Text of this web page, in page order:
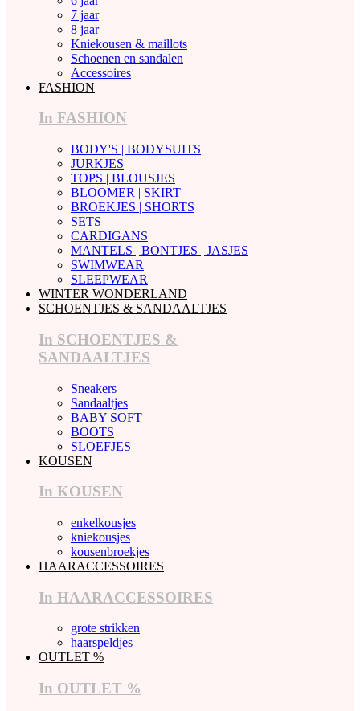
7 jaar
8 jaar
Kniekousen & maillots
Schoenen en sandalen
Accessoires
FASHION
In FASHION
BODY'S | BODYSUITS
JURKJES
TOPS | BLOUSJES
BLOOMER | SKIRT
BROEKJES | SHORTS
SETS
CARDIGANS
MANTELS | BONTJES | JASJES
SWIMWEAR
SLEEPWEAR
WINTER WONDERLAND
SCHOENTJES & SANDAALTJES
In SCHOENTJES &
SANDAALTJES
Sneakers
Sandaaltjes
BABY SOFT
BOOTS
SLOEFJES
KOUSEN
In KOUSEN
enkelkousjes
kniekousjes
kousenbroekjes
HAARACCESSOIRES
In HAARACCESSOIRES
grote strikken
haarspeldjes
OUTLET %
In OUTLET %